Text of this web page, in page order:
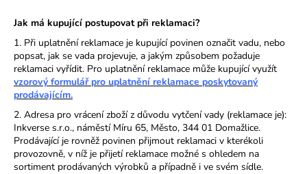
Jak má kupující postupovat při reklamaci?
1. Při uplatnění reklamace je kupující povinen označit vadu, nebo
popsat, jak se vada projevuje, a jakým způsobem požaduje
reklamaci vyřídit. Pro uplatnění reklamace může kupující využít
vzorový formulář pro uplatnění reklamace poskytovaný
prodávajícím.
2. Adresa pro vrácení zboží z důvodu vytčení vady (reklamace je):
Inkverse s.r.o., náměstí Míru 65, Město, 344 01 Domažlice.
Prodávající je rovněž povinen přijmout reklamaci v kterékoli
provozovně, v níž je přijetí reklamace možné s ohledem na
sortiment prodávaných výrobků a případně i ve svém sídle.